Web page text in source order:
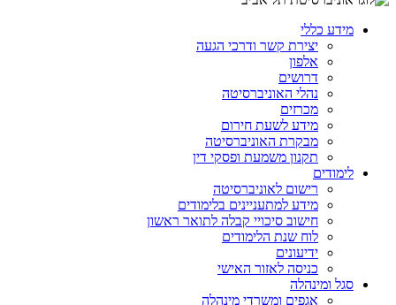
מידע כללי
יצירת קשר ודרכי הגעה
אלפון
דרושים
נהלי האוניברסיטה
מכרזים
מידע לשעת חירום
מבקרת האוניברסיטה
תקנון משמעת ופסקי דין
לימודים
רישום לאוניברסיטה
מידע למתעניינים בלימודים
חישוב סיכויי קבלה לתואר ראשון
לוח שנת הלימודים
ידיעונים
כניסה לאזור האישי
סגל ומינהלה
אגפים ומשרדי מינהלה